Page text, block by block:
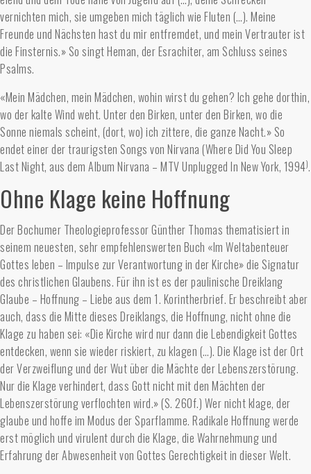
vernichten mich, sie umgeben mich täglich wie Fluten (…). Meine
Freunde und Nächsten hast du mir entfremdet, und mein Vertrauter ist
die Finsternis.» So singt Heman, der Esrachiter, am Schluss seines
Psalms.
«Mein Mädchen, mein Mädchen, wohin wirst du gehen? Ich gehe dorthin,
wo der kalte Wind weht. Unter den Birken, unter den Birken, wo die
Sonne niemals scheint, (dort, wo) ich zittere, die ganze Nacht.» So
endet einer der traurigsten Songs von Nirvana (Where Did You Sleep
Last Night, aus dem Album Nirvana – MTV Unplugged In New York, 1994).
Ohne Klage keine Hoffnung
Der Bochumer Theologieprofessor Günther Thomas thematisiert in
seinem neuesten, sehr empfehlenswerten Buch «Im Weltabenteuer
Gottes leben – Impulse zur Verantwortung in der Kirche» die Signatur
des christlichen Glaubens. Für ihn ist es der paulinische Dreiklang
Glaube – Hoffnung – Liebe aus dem 1. Korintherbrief. Er beschreibt aber
auch, dass die Mitte dieses Dreiklangs, die Hoffnung, nicht ohne die
Klage zu haben sei: «Die Kirche wird nur dann die Lebendigkeit Gottes
entdecken, wenn sie wieder riskiert, zu klagen (…). Die Klage ist der Ort
der Verzweiflung und der Wut über die Mächte der Lebenszerstörung.
Nur die Klage verhindert, dass Gott nicht mit den Mächten der
Lebenszerstörung verflochten wird.» (S. 260f.) Wer nicht klage, der
glaube und hoffe im Modus der Sparflamme. Radikale Hoffnung werde
erst möglich und virulent durch die Klage, die Wahrnehmung und
Erfahrung der Abwesenheit von Gottes Gerechtigkeit in dieser Welt.